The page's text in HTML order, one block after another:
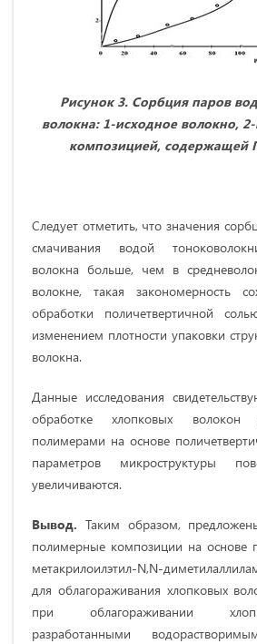
Рисунок 3. Сорбция паров
волокна: 1-исходное волокно,
композицией,
Следует отметить, что значения
смачивания водой
волокна больше, чем в
волокне, такая закономерность
обработки поличетвертичной
изменением плотности упаковки
волокна.
Данные исследования
обработке хлопковых волокон
полимерами на основе
параметров микроструктуры
увеличиваются.
Вывод. Таким образом,
полимерные композиции на основе
метакрилоилэтил-N,N-
для облагораживания хлопковых
при облагораживании
разработанными